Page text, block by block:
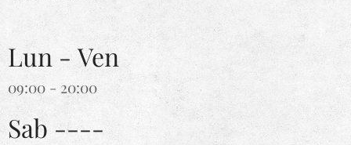
Lun - Ven
09:00 - 20:00
Sab ----